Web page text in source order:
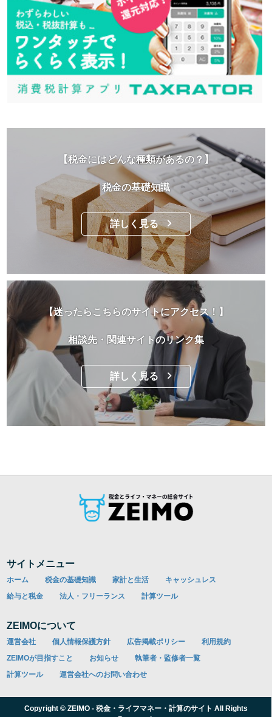
【税金にはどんな種類があるの？】
税金の基礎知識
詳しく見る
【迷ったらこちらのサイトにアクセス！】
相談先・関連サイトのリンク集
詳しく見る
サイトメニュー
ホーム 税金の基礎知識 家計と生活
キャッシュレス
給与と税金
法人・フリーランス 計算ツール
ZEIMOについて
運営会社 個人情報保護方針 広告掲載ポリシー
利用規約
ZEIMOが目指すこと
お知らせ
執筆者・監修者一覧
計算ツール
運営会社へのお問い合わせ
Copyright © ZEIMO - 税金・ライフマネー・計算のサイト All Rights